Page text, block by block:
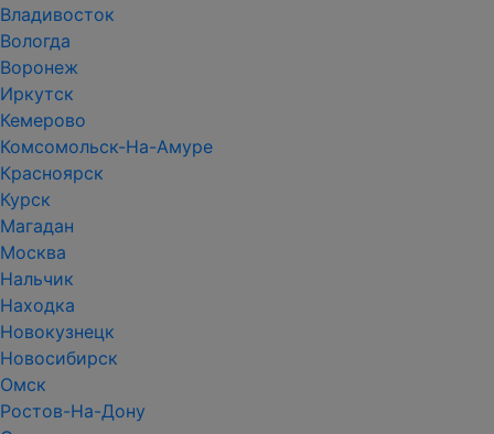
Владивосток
Вологда
Воронеж
Иркутск
Кемерово
Комсомольск-На-Амуре
Красноярск
Курск
Магадан
Москва
Нальчик
Находка
Новокузнецк
Новосибирск
Омск
Ростов-На-Дону